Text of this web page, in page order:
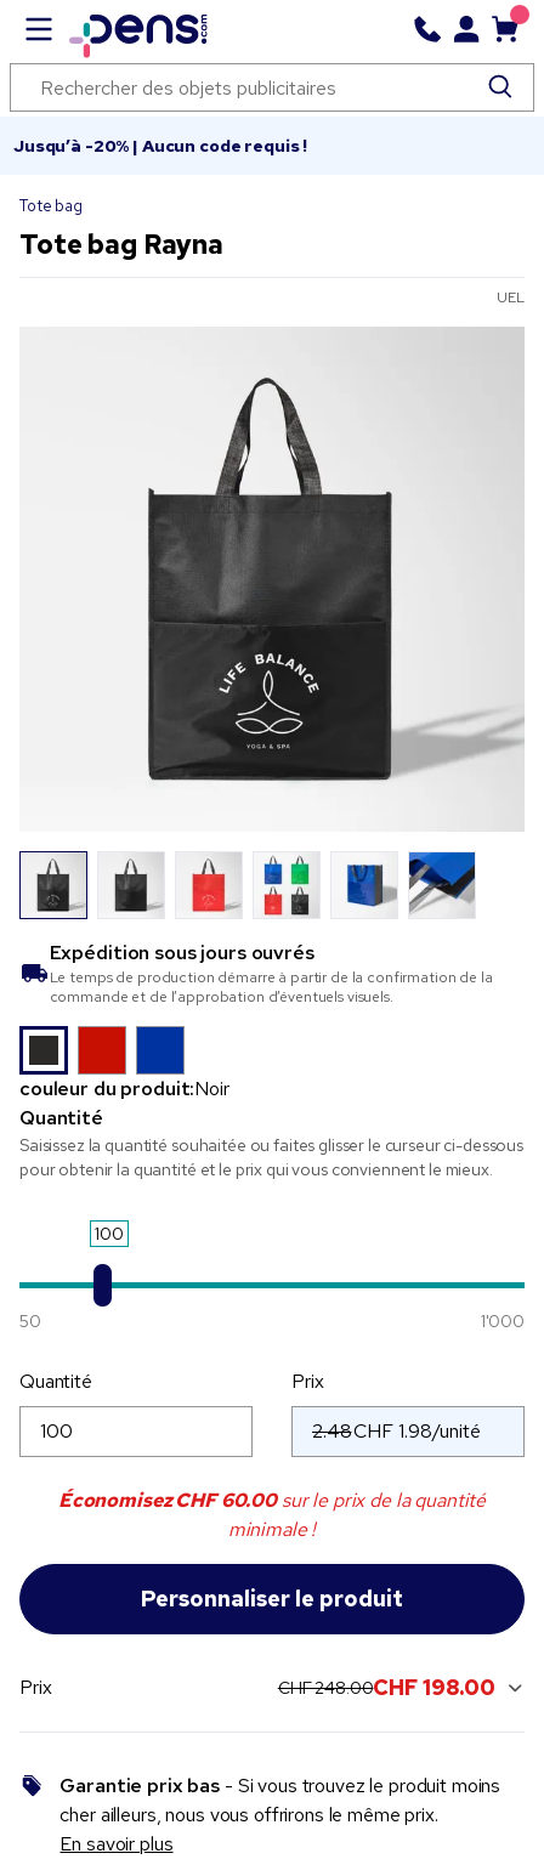
Jusqu’à -20% | Aucun code requis !
Tote bag
Tote bag Rayna
UEL
Expédition sousjours ouvrés
Le temps de production démarre à partir de la confirmation de la
commande et de l’approbation d’éventuels visuels.
couleur du produit:Noir
Quantité
Saisissez la quantité souhaitée ou faites glisser le curseur ci-dessous
pour obtenir la quantité et le prix qui vous conviennent le mieux.
100
50 1'000
Quantité
Prix
2.48
ÉconomisezCHF 60.00sur le prix de la quantité
minimale !
Prix original price:
CHF 248.00current sale price:
CHF 198.00
Garantie prix bas - Si vous trouvez le produit moins
cher ailleurs, nous vous offrirons le même prix.
En savoir plus